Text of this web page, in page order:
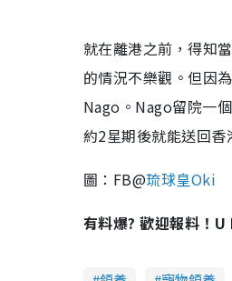
就在離港之前，得知
的情況不樂觀。但因
Nago。Nago留院一
約2星期後就能送回香
圖：FB@琉球皇Oki
有料爆? 歡迎報料！